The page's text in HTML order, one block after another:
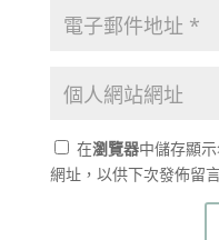
在瀏覽器中儲存顯
網址，以供下次發佈留